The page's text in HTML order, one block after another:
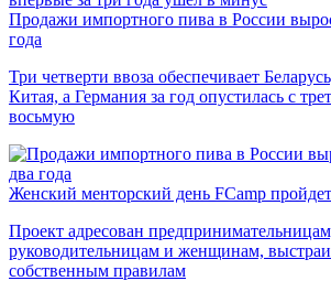
Продажи импортного пива в России
года
Три четверти ввоза обеспечивает
Китая, а Германия за год опустилась с
восьмую
Женский менторский день FCamp
Проект адресован
руководительницам и женщинам,
собственным правилам